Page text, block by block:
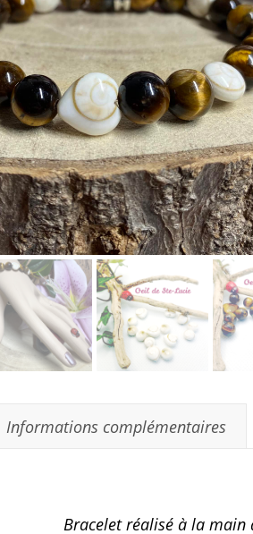
Informations complémentaires
Bracelet réalisé à la main